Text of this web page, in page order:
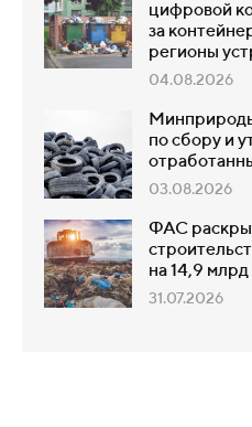
цифровой
за
регионы
04.08.2026
по сбору и
03.08.2026
ФАС
на 14,9
31.07.2026